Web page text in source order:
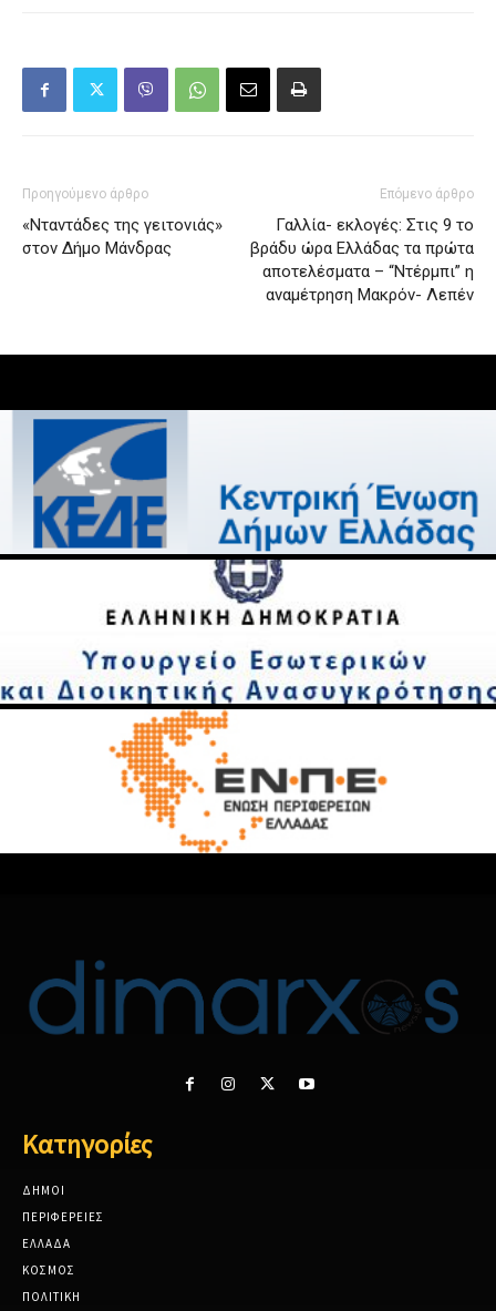
Προηγούμενο άρθρο
«Νταντάδες της γειτονιάς»
στον Δήμο Μάνδρας
Επόμενο άρθρο
Γαλλία- εκλογές: Στις 9 το
βράδυ ώρα Ελλάδας τα πρώτα
αποτελέσματα – “Ντέρμπι” η
αναμέτρηση Μακρόν- Λεπέν
Κατηγορίες
ΔΗΜΟΙ
ΠΕΡΙΦΕΡΕΙΕΣ
ΕΛΛΑΔΑ
ΚΟΣΜΟΣ
ΠΟΛΙΤΙΚΗ